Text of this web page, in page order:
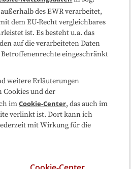
außerhalb des EWR verarbeitet,
dem EU-Recht vergleichbares
ist. Es besteht u.a. das
auf die verarbeiteten Daten
eingeschränkt
weitere Erläuterungen
Cookies und der
imCookie-Center, das auch im
verlinkt ist. Dort kann ich
mit Wirkung für die